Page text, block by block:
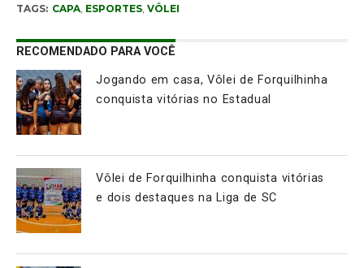
TAGS: CAPA, ESPORTES, VÔLEI
RECOMENDADO PARA VOCÊ
Jogando em casa, Vôlei de Forquilhinha
conquista vitórias no Estadual
Vôlei de Forquilhinha conquista vitórias
e dois destaques na Liga de SC